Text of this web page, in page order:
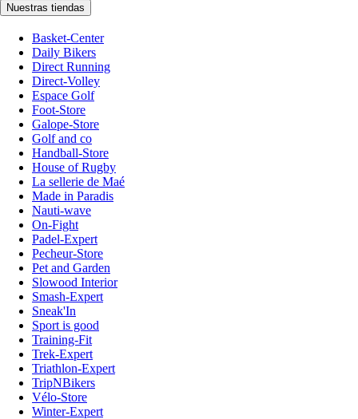
Nuestras tiendas
Basket-Center
Daily Bikers
Direct Running
Direct-Volley
Espace Golf
Foot-Store
Galope-Store
Golf and co
Handball-Store
House of Rugby
La sellerie de Maé
Made in Paradis
Nauti-wave
On-Fight
Padel-Expert
Pecheur-Store
Pet and Garden
Slowood Interior
Smash-Expert
Sneak'In
Sport is good
Training-Fit
Trek-Expert
Triathlon-Expert
TripNBikers
Vélo-Store
Winter-Expert